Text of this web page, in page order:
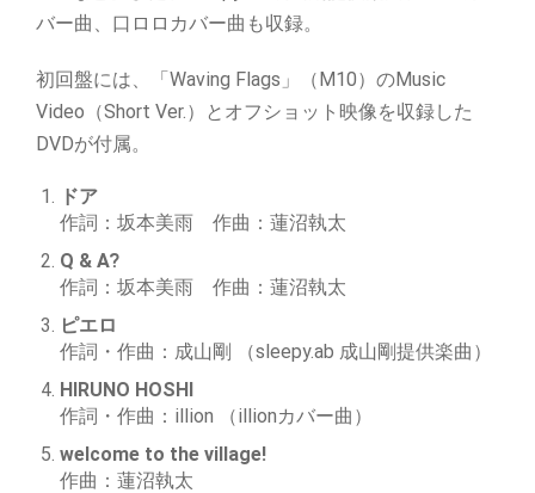
バー曲、口ロロカバー曲も収録。
初回盤には、「Waving Flags」（M10）のMusic
Video（Short Ver.）とオフショット映像を収録した
DVDが付属。
ドア
作詞：坂本美雨 作曲：蓮沼執太
Q & A?
作詞：坂本美雨 作曲：蓮沼執太
ピエロ
作詞・作曲：成山剛 （sleepy.ab 成山剛提供楽曲）
HIRUNO HOSHI
作詞・作曲：illion （illionカバー曲）
welcome to the village!
作曲：蓮沼執太